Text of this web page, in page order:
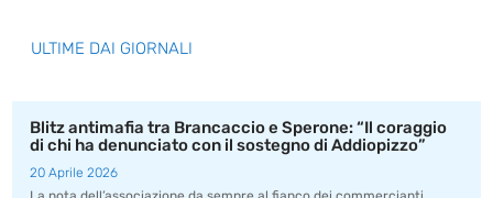
ULTIME DAI GIORNALI
Blitz antimafia tra Brancaccio e Sperone: “Il coraggio
di chi ha denunciato con il sostegno di Addiopizzo”
20 Aprile 2026